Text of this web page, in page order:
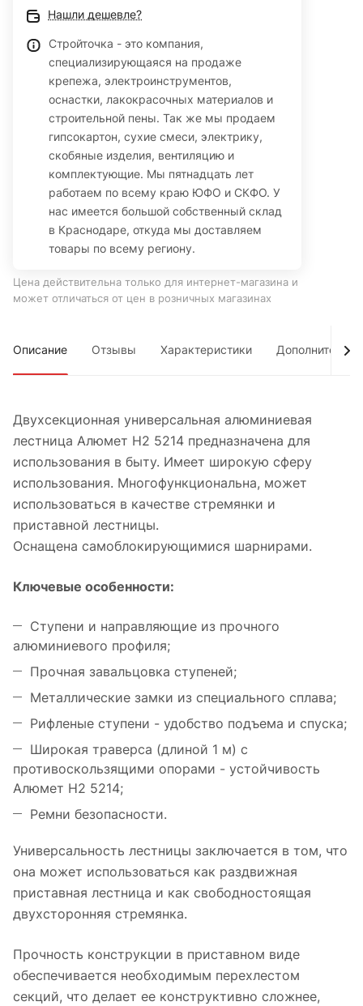
Нашли дешевле?
Стройточка - это компания,
специализирующаяся на продаже
крепежа, электроинструментов,
оснастки, лакокрасочных материалов и
строительной пены. Так же мы продаем
гипсокартон, сухие смеси, электрику,
скобяные изделия, вентиляцию и
комплектующие. Мы пятнадцать лет
работаем по всему краю ЮФО и СКФО. У
нас имеется большой собственный склад
в Краснодаре, откуда мы доставляем
товары по всему региону.
Цена действительна только для интернет-магазина и
может отличаться от цен в розничных магазинах
Описание Отзывы Характеристики Дополнительно
Двухсекционная универсальная алюминиевая
лестница Алюмет H2 5214 предназначена для
использования в быту. Имеет широкую сферу
использования. Многофункциональна, может
использоваться в качестве стремянки и
приставной лестницы.
Оснащена самоблокирующимися шарнирами.
Ключевые особенности:
Ступени и направляющие из прочного
алюминиевого профиля;
Прочная завальцовка ступеней;
Металлические замки из специального сплава;
Рифленые ступени - удобство подъема и спуска;
Широкая траверса (длиной 1 м) с
противоскользящими опорами - устойчивость
Алюмет H2 5214;
Ремни безопасности.
Универсальность лестницы заключается в том, что
она может использоваться как раздвижная
приставная лестница и как свободностоящая
двухсторонняя стремянка.
Прочность конструкции в приставном виде
обеспечивается необходимым перехлестом
секций, что делает ее конструктивно сложнее,